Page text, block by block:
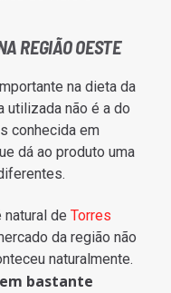
REGIÃO OESTE
na dieta da
utilizada não é a do
conhecida em
dá ao produto uma
natural deTorres
da região não
naturalmente.
bastante